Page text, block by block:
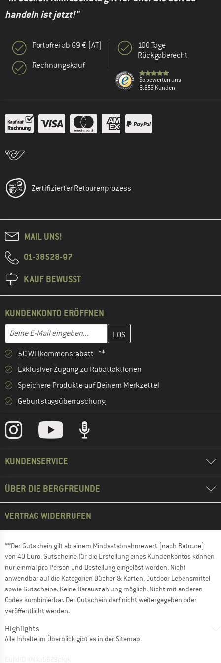
handeln ist jetzt!"
Portofrei ab 69 € (AT)
Rechnungskauf
100 Tage
Rückgaberecht
So bewerten uns
8.853 Kunden
Zertifizierter Retourenprozess
MAIL UNS!
01-38528-97
KAUF BEWUSST
KUNDENKONTO ERÖFFNEN
E-Mail-Adresse
Gib hier deine E-Mail-Adresse ein und erstelle im nächsten
5€ Willkommensrabatt **
Exklusiver Zugang zu Rabattaktionen
Speichere Produkte auf Deinem Merkzettel
Geburtstagsüberraschung
KUNDENSERVICE
ÜBER DIE BERGFREUNDE
VERTRAG WIDERRUFEN
**Der Gutschein gilt ab einem Mindestabnahmewert (nach Retoure)
von 40 Euro. Gutscheine für die Erstellung eines Kundenkontos können
nur einmal pro Person und Bestellung eingelöst werden. Nicht
anwendbar auf die Kategorien Bücher & Karten, Outdoor Lebensmittel
sowie Gutscheine. Keine Barauszahlung möglich. Nicht mit anderen
Codes kombinierbar. Der Gutschein darf nicht weitergegeben oder
veröffentlicht werden.
Highlights
Alle Inhalte im Überblick gibt es in der Sitemap.